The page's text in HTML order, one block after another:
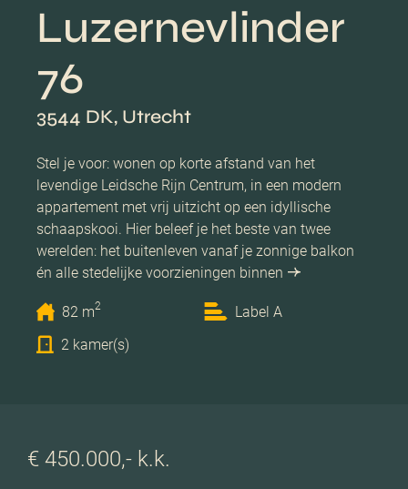
Luzernevlinder
76
3544 DK, Utrecht
Stel je voor: wonen op korte afstand van het
levendige Leidsche Rijn Centrum, in een modern
appartement met vrij uitzicht op een idyllische
schaapskooi. Hier beleef je het beste van twee
werelden: het buitenleven vanaf je zonnige balkon
én alle stedelijke voorzieningen binnen
82 m2
Label A
2 kamer(s)
€ 450.000,- k.k.